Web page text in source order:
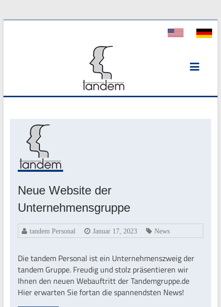
Neue Website der
Unternehmensgruppe
tandem Personal Januar 17, 2023 News
Die tandem Personal ist ein Unternehmenszweig der
tandem Gruppe. Freudig und stolz präsentieren wir
Ihnen den neuen Webauftritt der Tandemgruppe.de
Hier erwarten Sie fortan die spannendsten News!